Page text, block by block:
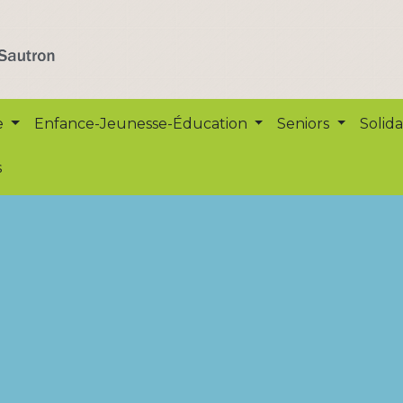
Enfance-Jeunesse-Éducation Seniors